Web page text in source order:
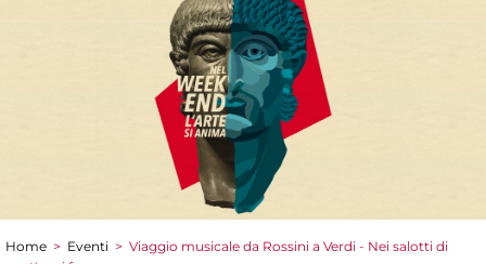
Home > Eventi > Viaggio musicale da Rossini a Verdi - Nei salotti di